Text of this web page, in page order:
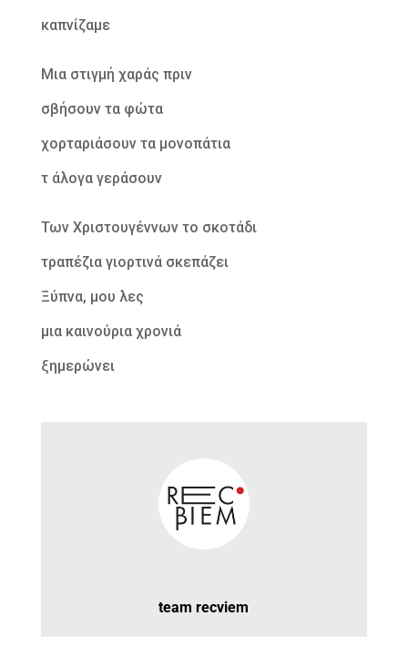
καπνίζαμε
Μια στιγμή χαράς πριν
σβήσουν τα φώτα
χορταριάσουν τα μονοπάτια
τ άλογα γεράσουν
Των Χριστουγέννων το σκοτάδι
τραπέζια γιορτινά σκεπάζει
Ξύπνα, μου λες
μια καινούρια χρονιά
ξημερώνει
team recviem